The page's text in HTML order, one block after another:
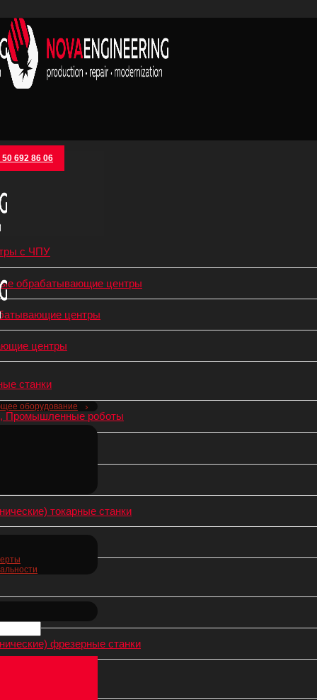
50 692 86 06
оборудование
оборудование
с ЧПУ
обрабатывающие центры
центры
центры
станки
Промышленные роботы
токарные станки
типа
фрезерные станки